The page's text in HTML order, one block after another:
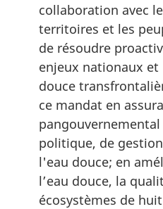
collaboration avec
territoires et les
de résoudre
enjeux nationaux et
douce
ce mandat en
politique, de
l'eau douce; en
l’eau douce, la
écosystèmes de